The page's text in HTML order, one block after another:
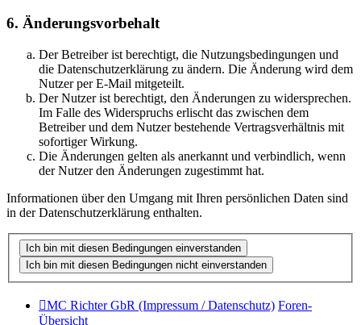
6. Änderungsvorbehalt
Der Betreiber ist berechtigt, die Nutzungsbedingungen und
die Datenschutzerklärung zu ändern. Die Änderung wird dem
Nutzer per E-Mail mitgeteilt.
Der Nutzer ist berechtigt, den Änderungen zu widersprechen.
Im Falle des Widerspruchs erlischt das zwischen dem
Betreiber und dem Nutzer bestehende Vertragsverhältnis mit
sofortiger Wirkung.
Die Änderungen gelten als anerkannt und verbindlich, wenn
der Nutzer den Änderungen zugestimmt hat.
Informationen über den Umgang mit Ihren persönlichen Daten sind
in der Datenschutzerklärung enthalten.
MC Richter GbR (Impressum / Datenschutz) Foren-
Übersicht